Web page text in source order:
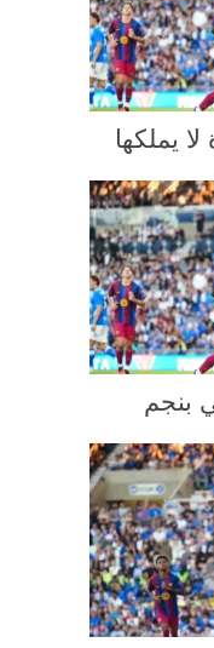
يملكها
بنجم